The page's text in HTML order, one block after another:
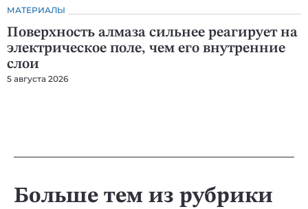
МАТЕРИАЛЫ
Поверхность алмаза сильнее реагирует на
электрическое поле, чем его внутренние
слои
5 августа 2026
Больше тем из рубрики